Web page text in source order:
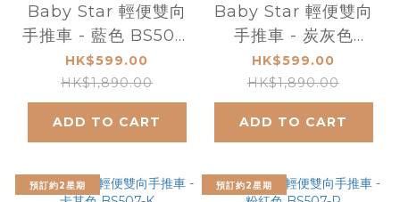
Baby Star 輕便雙向
手推車 - 藍色 BS507-
B
HK$599.00
HK$1,890.00
ADD TO CART
Baby Star 輕便雙向
手推車 - 炭灰色
BS507-C
HK$599.00
HK$1,890.00
ADD TO CART
預訂約2星期 預訂約2星期